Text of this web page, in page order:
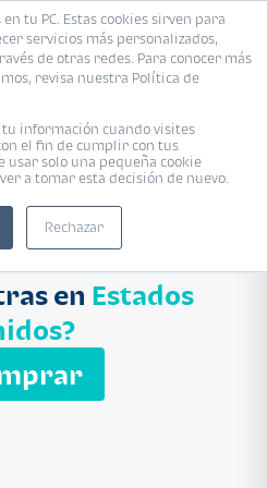
tu PC. Estas cookies sirven para
servicios más personalizados,
de otras redes. Para conocer más
revisa nuestra Política de
información cuando visites
el fin de cumplir con tus
solo una pequeña cookie
a tomar esta decisión de nuevo.
Rechazar
Inmobiliaria
Buscar
en Estados